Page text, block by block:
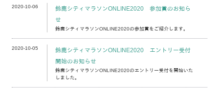
2020-10-06
鈴鹿シティマラソンONLINE2020 参加賞のお知ら
せ
鈴鹿シティマラソンONLINE2020の参加賞をご紹介します。
2020-10-05
鈴鹿シティマラソンONLINE2020 エントリー受付
開始のお知らせ
鈴鹿シティマラソンONLINE2020のエントリー受付を開始いた
しました。